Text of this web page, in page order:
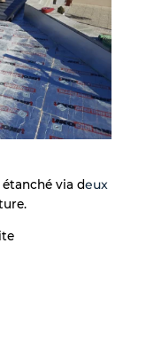
étanché via deux